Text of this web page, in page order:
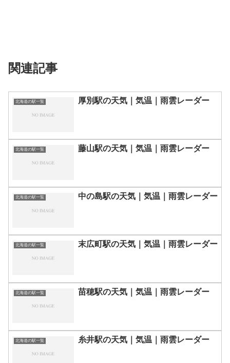
関連記事
北海道の駅一覧 厚別駅の天気｜気温｜雨雲レーダー
北海道の駅一覧 藤山駅の天気｜気温｜雨雲レーダー
北海道の駅一覧 中の島駅の天気｜気温｜雨雲レーダー
北海道の駅一覧 末広町駅の天気｜気温｜雨雲レーダー
北海道の駅一覧 苗穂駅の天気｜気温｜雨雲レーダー
北海道の駅一覧 糸井駅の天気｜気温｜雨雲レーダー